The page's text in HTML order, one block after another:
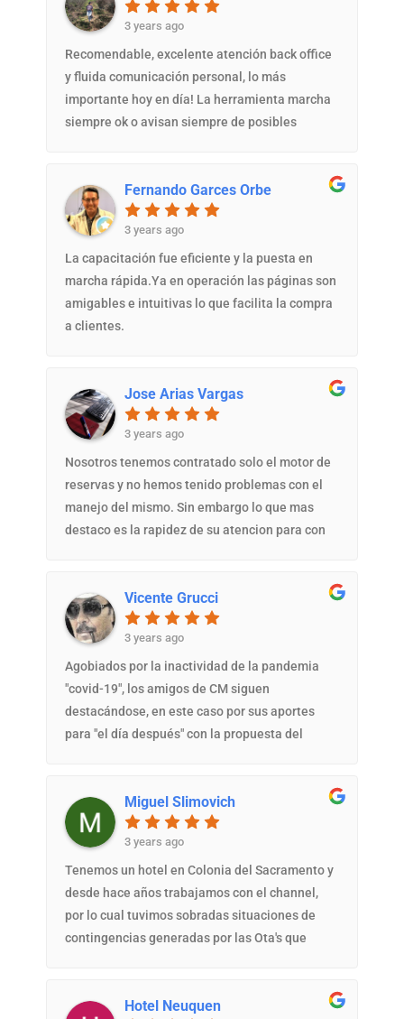
3 years ago
Recomendable, excelente atención back office
y fluida comunicación personal, lo más
importante hoy en día! La herramienta marcha
siempre ok o avisan siempre de posibles
Fernando Garces Orbe
3 years ago
La capacitación fue eficiente y la puesta en
marcha rápida.Ya en operación las páginas son
amigables e intuitivas lo que facilita la compra
a clientes.
Jose Arias Vargas
3 years ago
Nosotros tenemos contratado solo el motor de
reservas y no hemos tenido problemas con el
manejo del mismo. Sin embargo lo que mas
destaco es la rapidez de su atencion para con
Vicente Grucci
3 years ago
Agobiados por la inactividad de la pandemia
"covid-19", los amigos de CM siguen
destacándose, en este caso por sus aportes
para "el día después" con la propuesta del
siempre- contó con la muy eficiente asistencia
de Camila, Mariela y equipo. Muchas
gracias!!Hace casi nueve años que utilizamos
intensivamente Channel Manager y el Motor de
Reservas, herramientas que nos han permitido
un manejo ágil, preciso y efectivo de nuestras
tarifas, disponibilidad, ofertas, reservas y
suceso, es un hábito", y estoy absolutamente de
Miguel Slimovich
3 years ago
Tenemos un hotel en Colonia del Sacramento y
desde hace años trabajamos con el channel,
por lo cual tuvimos sobradas situaciones de
contingencias generadas por las Ota's que
muy calificado, eficiente y determinante para el
Hotel Neuquen